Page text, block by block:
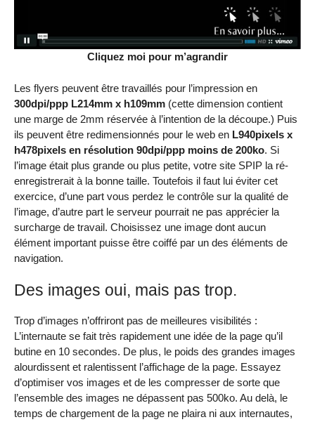
Cliquez moi pour m’agrandir
Les flyers peuvent être travaillés pour l’impression en
300dpi/ppp L214mm x h109mm (cette dimension contient
une marge de 2mm réservée à l’intention de la découpe.) Puis
ils peuvent être redimensionnés pour le web en L940pixels x
h478pixels en résolution 90dpi/ppp moins de 200ko. Si
l’image était plus grande ou plus petite, votre site SPIP la ré-
enregistrerait à la bonne taille. Toutefois il faut lui éviter cet
exercice, d’une part vous perdez le contrôle sur la qualité de
l’image, d’autre part le serveur pourrait ne pas apprécier la
surcharge de travail. Choisissez une image dont aucun
élément important puisse être coiffé par un des éléments de
navigation.
Des images oui, mais pas trop.
Trop d’images n’offriront pas de meilleures visibilités :
L’internaute se fait très rapidement une idée de la page qu’il
butine en 10 secondes. De plus, le poids des grandes images
alourdissent et ralentissent l’affichage de la page. Essayez
d’optimiser vos images et de les compresser de sorte que
l’ensemble des images ne dépassent pas 500ko. Au delà, le
temps de chargement de la page ne plaira ni aux internautes,